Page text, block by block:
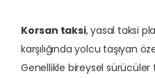
Korsan taksi, yasal taksi
karşılığında yolcu taşıyan
Genellikle bireysel sürücüler